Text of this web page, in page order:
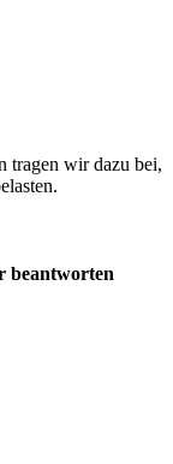
tragen wir dazu bei,
beantworten